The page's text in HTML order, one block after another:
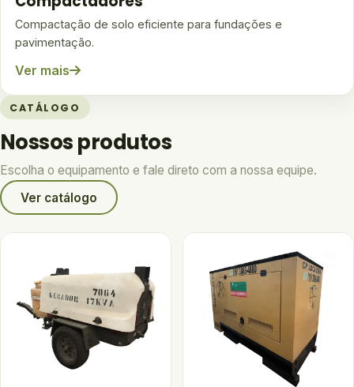
Compactação de solo eficiente para fundações e
pavimentação.
Ver mais
CATÁLOGO
Nossos produtos
Escolha o equipamento e fale direto com a nossa equipe.
Ver catálogo